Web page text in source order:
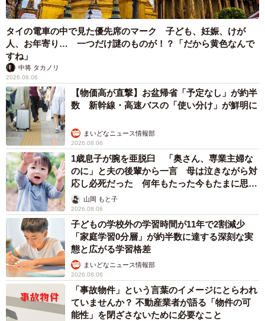
タイの電車の中で見た優先席のマーク 子ども、妊娠、けが
人、お年寄り… 一つだけ謎のものが！？「だから黄色なんで
すね」
中将 タカノリ
2026.08.06
【物価高が直撃】お盆帰省「予定なし」が約半
数 新幹線・高速バスの「使い分け」が鮮明に
まいどなニュース情報部
2026.08.06
1歳息子が腕を亜脱臼 「奥さん、専業主婦な
のに」と夫の後輩から一言 母は泣きながら対
応し必死だった 何年もたった今もたまに思い
出し…山岡 もと子
2026.08.06
子どもの学校外の学習時間が11年で2割減少
「家庭学習0分層」が約半数に達する深刻な実
態と広がる学習格差
まいどなニュース情報部
2026.08.06
「事故物件」という言葉のイメージにとらわれ
ていませんか？ 不動産業者が語る「物件の可
能性」を閉ざさないために必要なこと